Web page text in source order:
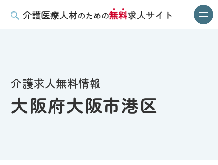
介護求人無料情報
大阪府大阪市港区